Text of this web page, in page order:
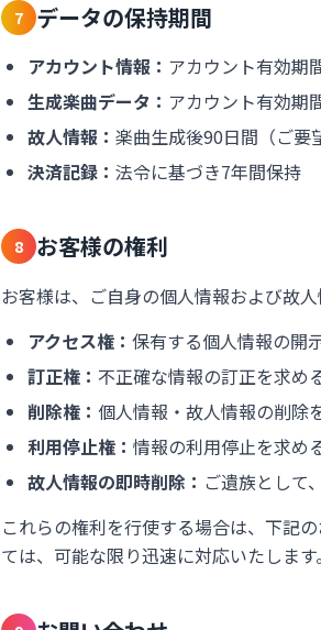
7 データの保持期間
アカウント情報： アカウント有効期
生成楽曲データ： アカウント有効期
故人情報： 楽曲生成後90日間（ご要
決済記録： 法令に基づき7年間保持
8 お客様の権利
お客様は、ご自身の個人情報および故
アクセス権： 保有する個人情報の開
訂正権： 不正確な情報の訂正を求め
削除権： 個人情報・故人情報の削除
利用停止権： 情報の利用停止を求め
故人情報の即時削除： ご遺族として
これらの権利を行使する場合は、下記
ては、可能な限り迅速に対応いたします。